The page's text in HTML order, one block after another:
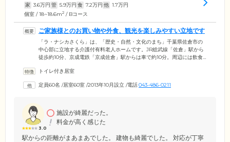
家 3.6万円 管 5.9万円 食 7.2万円 他 1.7万円
個室 / 18~18.6m2 / Bコース
ご家族様とのお買い物や外食、観光を楽しみやすい立地です
「ラ・ナシカさくら」は、「歴史・自然・文化のまち」千葉県佐倉市の
中心部に立地する介護付有料老人ホームです。JR総武線「佐倉」駅から
徒歩約10分、京成電鉄「京成佐倉」駅からは車で約10分。周辺には飲食
歴史民俗博物館や佐倉城址公園といった観光スポットも多く、ご家族で
お過ごしいただけるよう、スタッフは24時間365日常駐。看護職員による
ています。
トイレ付き居室
定員60名 /居室60室 /2013年10月設立 /電話043-486-0211
3.0
施設が綺麗だった。
料金が高く感じた
駅からの距離がまあまあでした。 建物も綺麗でした。 対応が丁寧